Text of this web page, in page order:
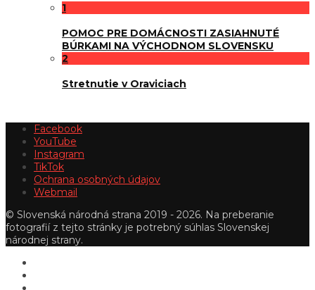
1
POMOC PRE DOMÁCNOSTI ZASIAHNUTÉ
BÚRKAMI NA VÝCHODNOM SLOVENSKU
2
Stretnutie v Oraviciach
Facebook
YouTube
Instagram
TikTok
Ochrana osobných údajov
Webmail
© Slovenská národná strana 2019 - 2026. Na preberanie
fotografií z tejto stránky je potrebný súhlas Slovenskej
národnej strany.